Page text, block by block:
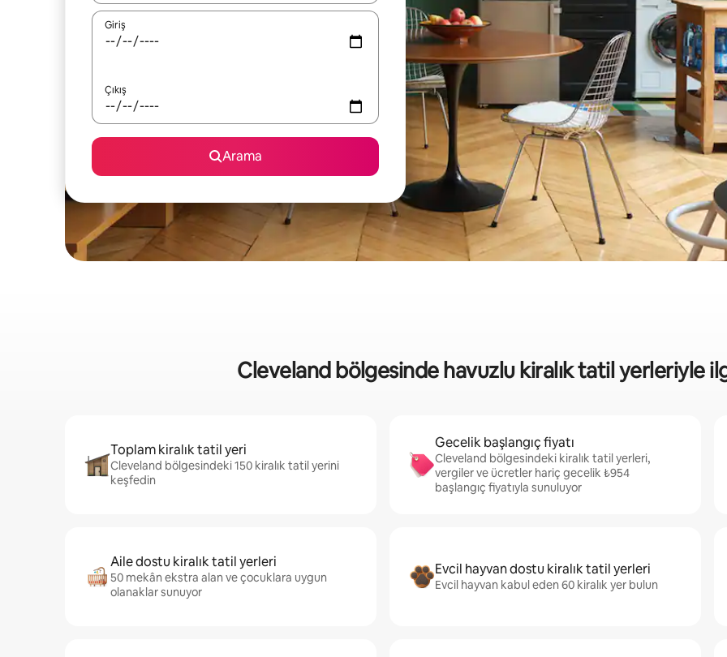
Giriş
Çıkış
Arama
Cleveland bölgesinde havuzlu kiralık tatil yerleriyle
Toplam kiralık tatil yeri
Cleveland bölgesindeki 150 kiralık tatil yerini
keşfedin
Gecelik başlangıç fiyatı
Cleveland bölgesindeki kiralık tatil yerleri,
vergiler ve ücretler hariç gecelik ₺954
başlangıç fiyatıyla sunuluyor
Aile dostu kiralık tatil yerleri
50 mekân ekstra alan ve çocuklara uygun
olanaklar sunuyor
Evcil hayvan dostu kiralık tatil yerleri
Evcil hayvan kabul eden 60 kiralık yer bulun